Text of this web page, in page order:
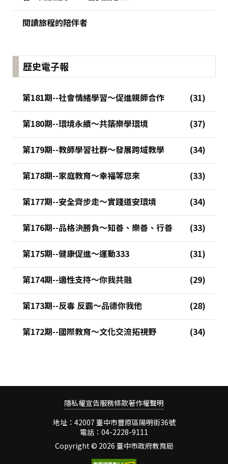
閱讀旅程的陪伴者
歷史電子報
第181期--社會情緒學習～促進親師合作
第180期--環境永續～共築樂學環境
第179期--教師學習社群～發展跨域教學
第178期--家庭教育～幸福等您來
第177期--安全齊步走～實踐道安環境
第176期--品格決勝負～知善、樂善、行善
第175期--健康促進～運動333
第174期--適性支持～你我共融
第173期--反毒 反霸～品德你我他
第172期--國際教育～文化交流拓視野
隱私權宣告服務條款著作權聲明
地址：42007 臺中市豐原區陽明街36號
電話：04-2228-9111
Copyright © 2026 臺中市政府教育局